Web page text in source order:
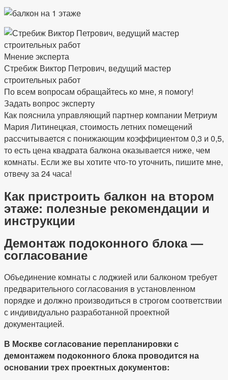
Мнение эксперта
Стребиж Виктор Петрович, ведущий мастер
строительных работ
По всем вопросам обращайтесь ко мне, я помогу!
Задать вопрос эксперту
Как пояснила управляющий партнер компании Метриум
Мария Литинецкая, стоимость летних помещений
рассчитывается с понижающим коэффициентом 0,3 и 0,5,
то есть цена квадрата балкона оказывается ниже, чем
комнаты. Если же вы хотите что-то уточнить, пишите мне,
отвечу за 24 часа!
Как пристроить балкон на втором
этаже: полезные рекомендации и
инструкции
Демонтаж подоконного блока —
согласование
Объединение комнаты с лоджией или балконом требует
предварительного согласования в установленном
порядке и должно производиться в строгом соответствии
с индивидуально разработанной проектной
документацией.
В Москве согласование перепланировки с
демонтажем подоконного блока проводится на
основании трех проектных документов: